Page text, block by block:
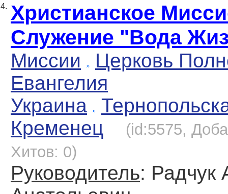
4. Христианское
Служение "Вода
Миссии
Церковь
Евангелия
Украина
Кременец
(id:5575,
Хитов: 0)
Руководитель: Радчук